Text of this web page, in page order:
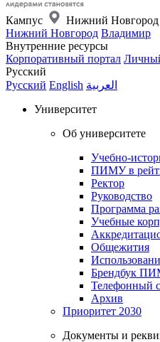
Кампус
Нижний Новгород
Нижний Новгород Владимир
Внутренние ресурсы
Корпоративный портал
Русский
Русский English العربية
Университет
Об университете
Учебно-
ПИМУ в
Ректор
Руководство
Программа
Учебные
Общежития
Брендбук
Телефонный
Архив
Приоритет 2030
Документы и